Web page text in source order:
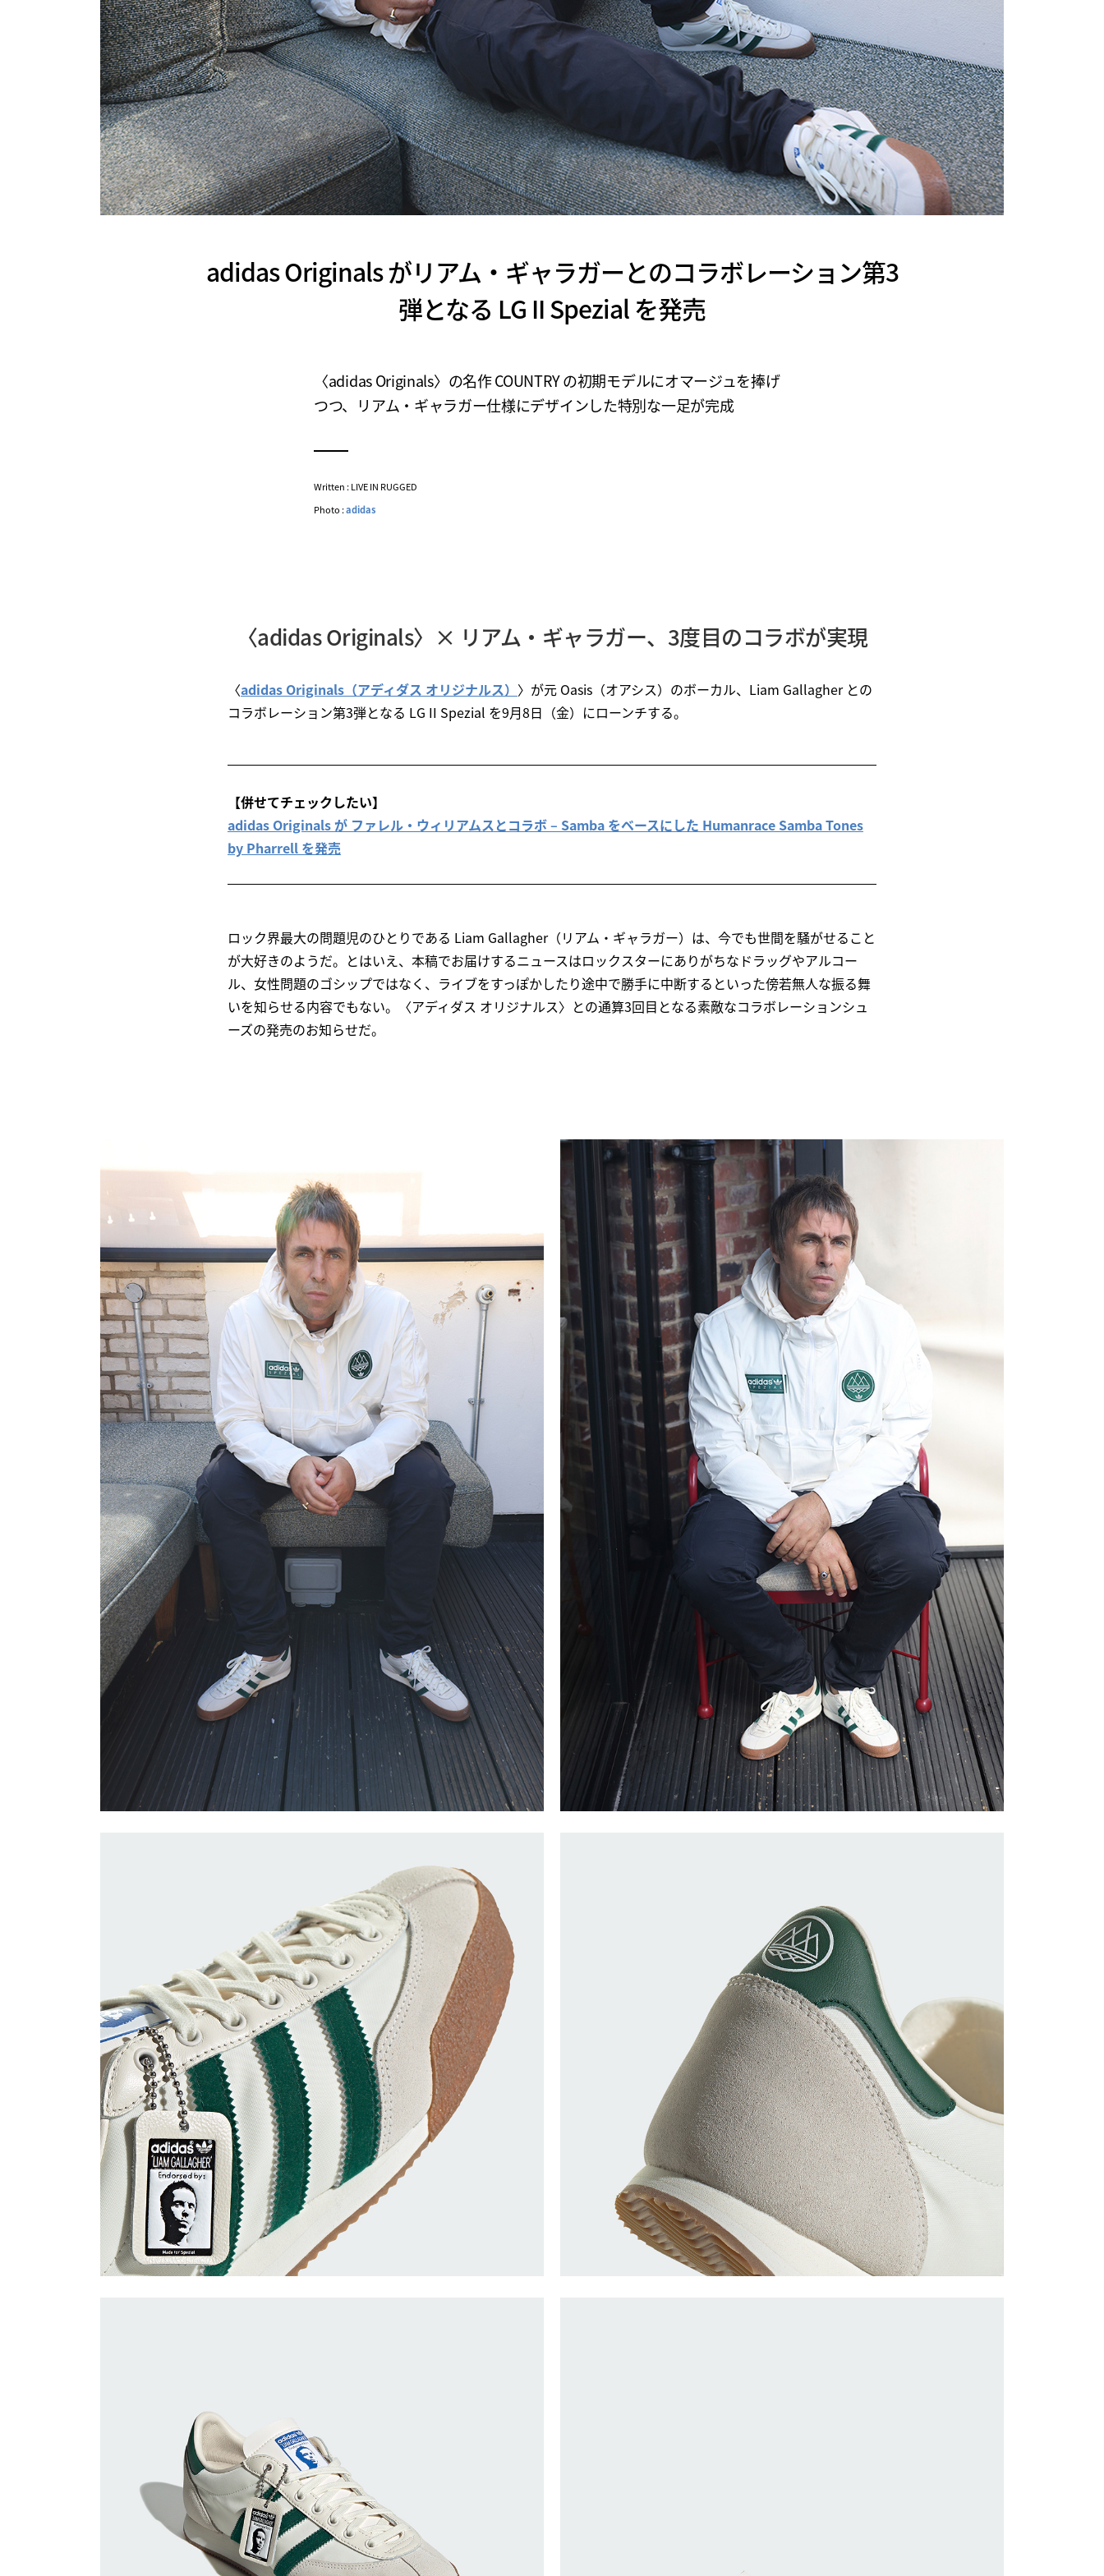
adidas Originals がリアム・ギャラガーとのコラボレーション第3
弾となる LG II Spezial を発売
〈adidas Originals〉の名作 COUNTRY の初期モデルにオマージュを捧げ
つつ、リアム・ギャラガー仕様にデザインした特別な一足が完成
Written : LIVE IN RUGGED
Photo :adidas
〈adidas Originals〉× リアム・ギャラガー、3度目のコラボが実現
〈adidas Originals（アディダス オリジナルス） 〉が元 Oasis（オアシス）のボーカル、Liam Gallagher との
コラボレーション第3弾となる LG II Spezial を9月8日（金）にローンチする。
【併せてチェックしたい】
adidas Originals が ファレル・ウィリアムスとコラボ – Samba をベースにした Humanrace Samba Tones
by Pharrell を発売
ロック界最大の問題児のひとりである Liam Gallagher（リアム・ギャラガー）は、今でも世間を騒がせること
が大好きのようだ。とはいえ、本稿でお届けするニュースはロックスターにありがちなドラッグやアルコー
ル、女性問題のゴシップではなく、ライブをすっぽかしたり途中で勝手に中断するといった傍若無人な振る舞
いを知らせる内容でもない。〈アディダス オリジナルス〉との通算3回目となる素敵なコラボレーションシュ
ーズの発売のお知らせだ。